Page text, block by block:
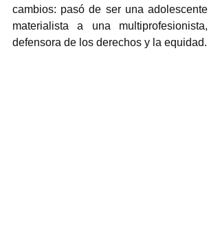
cambios: pasó de ser una adolescente
materialista a una multiprofesionista,
defensora de los derechos y la equidad.